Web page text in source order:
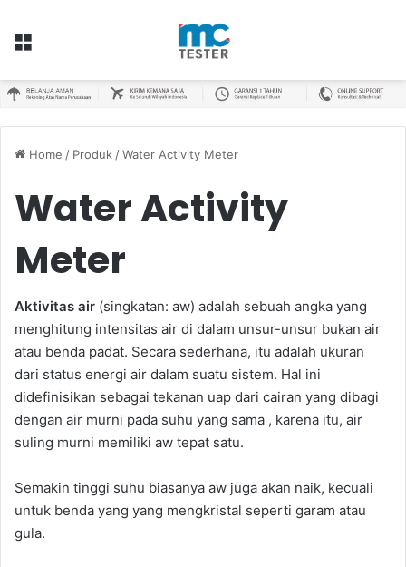
Menu
Home / Produk /Water Activity Meter
Water Activity
Meter
Aktivitas air (singkatan: aw) adalah sebuah angka yang
menghitung intensitas air di dalam unsur-unsur bukan air
atau benda padat. Secara sederhana, itu adalah ukuran
dari status energi air dalam suatu sistem. Hal ini
didefinisikan sebagai tekanan uap dari cairan yang dibagi
dengan air murni pada suhu yang sama , karena itu, air
suling murni memiliki aw tepat satu.
Semakin tinggi suhu biasanya aw juga akan naik, kecuali
untuk benda yang yang mengkristal seperti garam atau
gula.